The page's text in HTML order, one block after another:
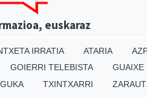
euskaraz
IRRATIA ATARIA
GOIERRI TELEBISTA
GUAIXE
TXINTXARRI